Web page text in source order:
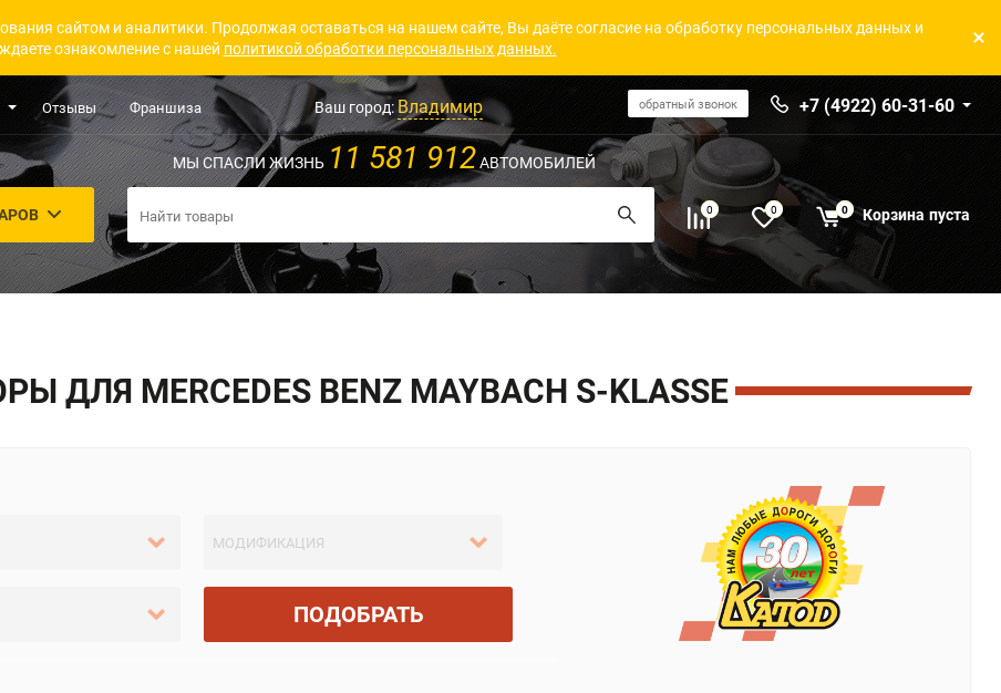
сайтом и аналитики. Продолжая оставаться на нашем сайте, Вы даёте согласие на обработку персональных данных и
ознакомление с нашей политикой обработки персональных данных.
Отзывы Франшиза Ваш город:Владимир обратный звонок +7 (4922) 60-31-60
МЫ СПАСЛИ ЖИЗНЬ 11 581 912АВТОМОБИЛЕЙ
0 0 0 Корзина пуста
ДЛЯ MERCEDES BENZ MAYBACH S-KLASSE
ПОДОБРАТЬ